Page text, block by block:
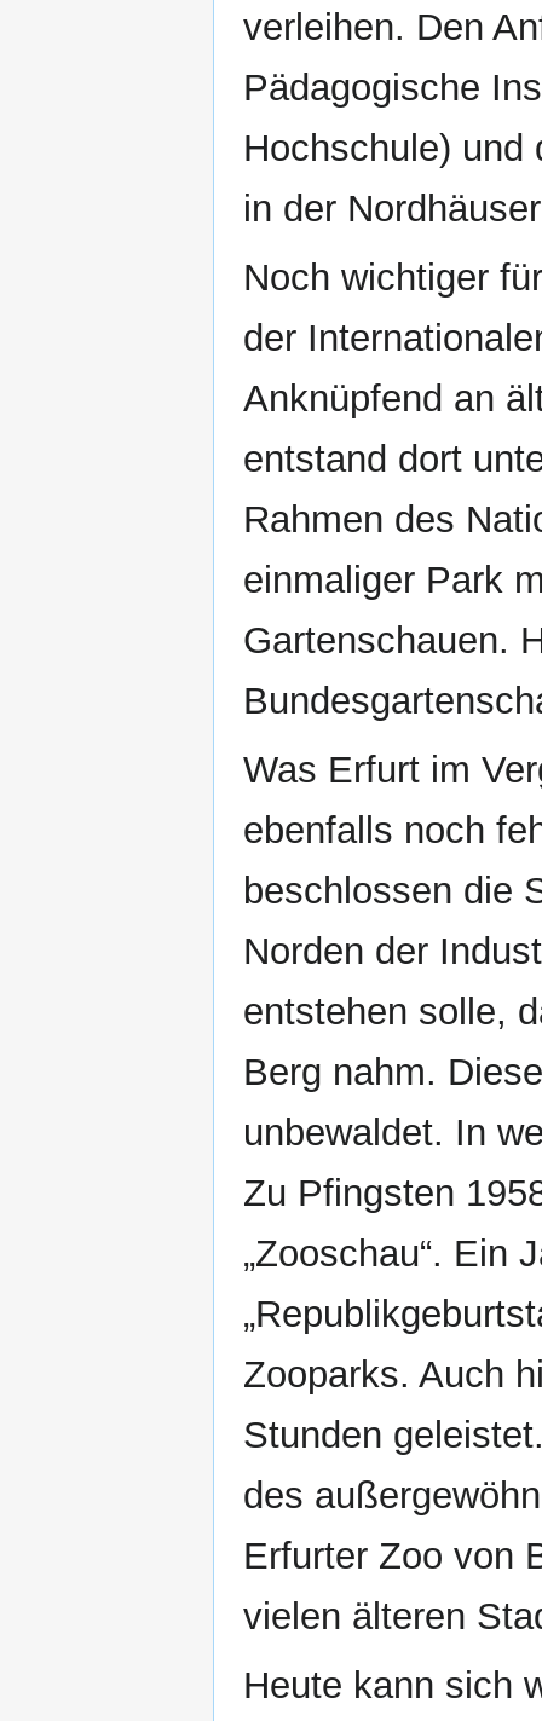
verleihen. Den
Pädagogische
Hochschule) und
in der
Noch wichtiger
der
Anknüpfend an
entstand dort
Rahmen des
einmaliger Park
Gartenschauen.
Was Erfurt im
ebenfalls noch
beschlossen die
Norden der
entstehen solle,
Berg nahm.
unbewaldet. In
Zu Pfingsten
„Zooschau“. Ein
Zooparks. Auch
Stunden
des
Erfurter Zoo von
vielen älteren
Heute kann sich